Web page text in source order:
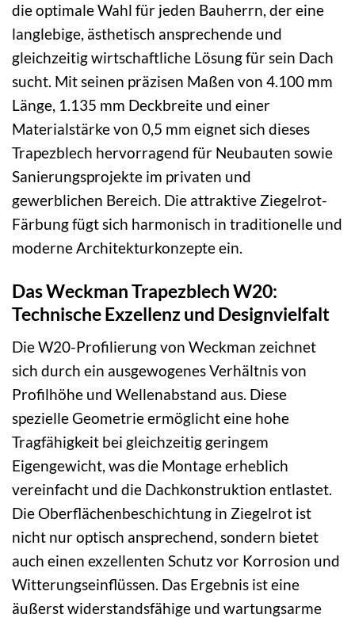
die optimale Wahl für jeden Bauherrn, der eine
langlebige, ästhetisch ansprechende und
gleichzeitig wirtschaftliche Lösung für sein Dach
sucht. Mit seinen präzisen Maßen von 4.100 mm
Länge, 1.135 mm Deckbreite und einer
Materialstärke von 0,5 mm eignet sich dieses
Trapezblech hervorragend für Neubauten sowie
Sanierungsprojekte im privaten und
gewerblichen Bereich. Die attraktive Ziegelrot-
Färbung fügt sich harmonisch in traditionelle und
moderne Architekturkonzepte ein.
Das Weckman Trapezblech W20:
Technische Exzellenz und Designvielfalt
Die W20-Profilierung von Weckman zeichnet
sich durch ein ausgewogenes Verhältnis von
Profilhöhe und Wellenabstand aus. Diese
spezielle Geometrie ermöglicht eine hohe
Tragfähigkeit bei gleichzeitig geringem
Eigengewicht, was die Montage erheblich
vereinfacht und die Dachkonstruktion entlastet.
Die Oberflächenbeschichtung in Ziegelrot ist
nicht nur optisch ansprechend, sondern bietet
auch einen exzellenten Schutz vor Korrosion und
Witterungseinflüssen. Das Ergebnis ist eine
äußerst widerstandsfähige und wartungsarme